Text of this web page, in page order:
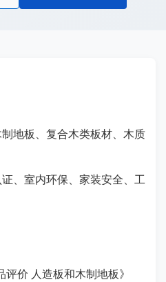
地板、复合木类板材、木质
、室内环保、家装安全、工
价 人造板和木制地板》